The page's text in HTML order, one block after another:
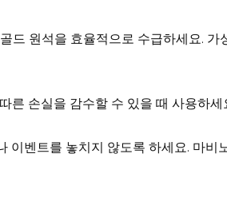
드 원석을 효율적으로 수급하세요. 가
른 손실을 감수할 수 있을 때 사용하세
이벤트를 놓치지 않도록 하세요. 마비